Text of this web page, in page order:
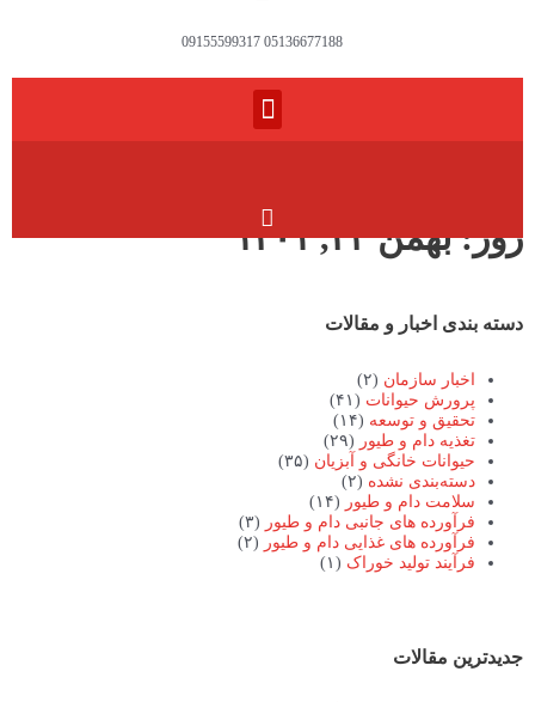
05136677188 09155599317
روز: بهمن ۲۴, ۱۴۰۱
دسته بندی اخبار و مقالات
اخبار سازمان (۲)
پرورش حیوانات (۴۱)
تحقیق و توسعه (۱۴)
تغذیه دام و طیور (۲۹)
حیوانات خانگی و آبزیان (۳۵)
دسته‌بندی نشده (۲)
سلامت دام و طیور (۱۴)
فرآورده های جانبی دام و طیور (۳)
فرآورده های غذایی دام و طیور (۲)
فرآیند تولید خوراک (۱)
جدیدترین مقالات